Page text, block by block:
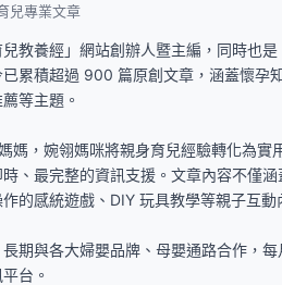
兒專業文章
教養經」網站創辦人暨主編，同時也
累積超過 900 篇原創文章，涵蓋懷孕
等主題。
媽，婉翎媽咪將親身育兒經驗轉化為
、最完整的資訊支援。文章內容不僅
的感統遊戲、DIY 玩具教學等親子互動
長期與各大婦嬰品牌、母嬰通路合作，
台。